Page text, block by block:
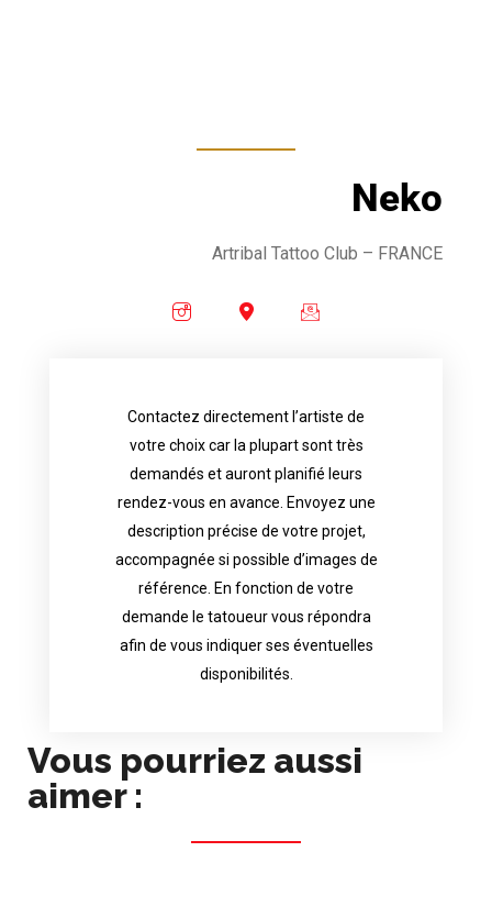
Neko
Artribal Tattoo Club – FRANCE
Contactez directement l’artiste de
votre choix car la plupart sont très
demandés et auront planifié leurs
rendez-vous en avance. Envoyez une
description précise de votre projet,
accompagnée si possible d’images de
référence. En fonction de votre
demande le tatoueur vous répondra
afin de vous indiquer ses éventuelles
disponibilités.
Contact directly the artist of your
choice because most are in great
appointments in advance. Send an
accurate description of your project, if
possible attached with reference
images. Depending your request, the
tattoo artist will answer to tell you his
Vous pourriez aussi
aimer :